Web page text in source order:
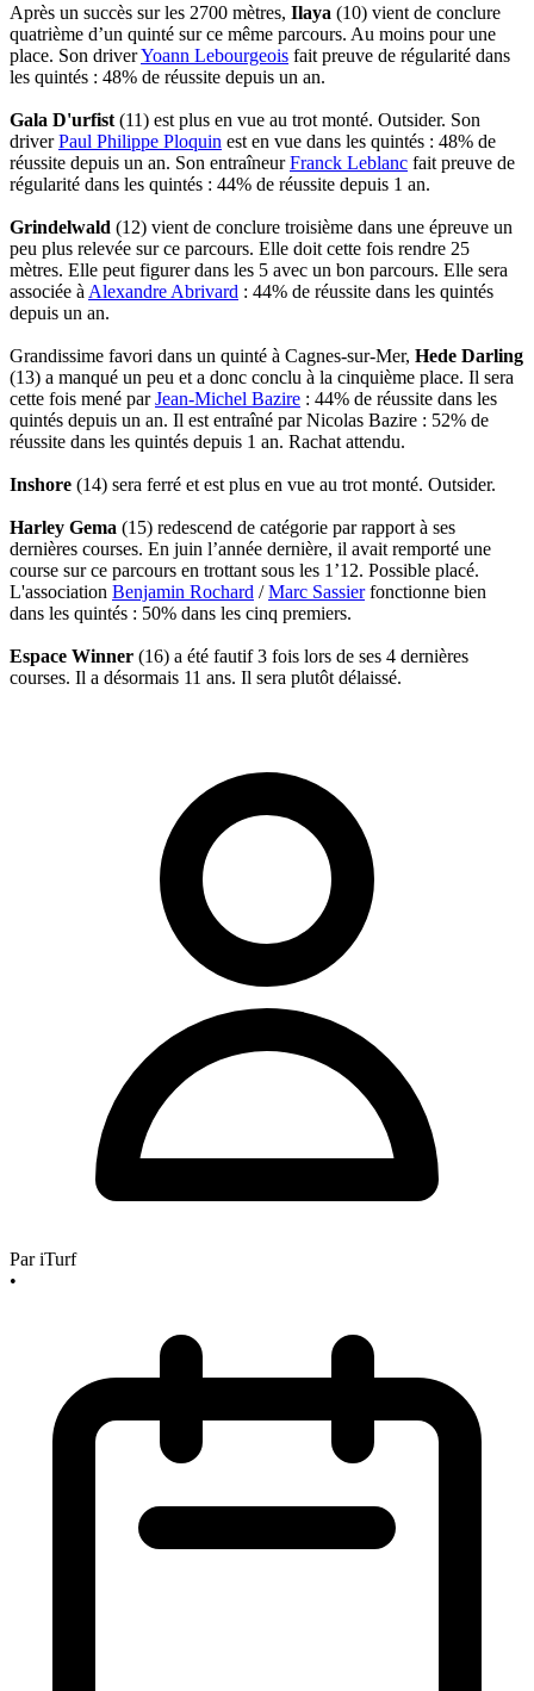
Après un succès sur les 2700 mètres, Ilaya (10) vient de conclure
quatrième d’un quinté sur ce même parcours. Au moins pour une
place. Son driverYoann Lebourgeois fait preuve de régularité dans
les quintés : 48% de réussite depuis un an.
Gala D'urfist (11) est plus en vue au trot monté. Outsider. Son
driverPaul Philippe Ploquin est en vue dans les quintés : 48% de
réussite depuis un an. Son entraîneurFranck Leblanc fait preuve de
régularité dans les quintés : 44% de réussite depuis 1 an.
Grindelwald (12) vient de conclure troisième dans une épreuve un
peu plus relevée sur ce parcours. Elle doit cette fois rendre 25
mètres. Elle peut figurer dans les 5 avec un bon parcours. Elle sera
associée à Alexandre Abrivard : 44% de réussite dans les quintés
depuis un an.
Grandissime favori dans un quinté à Cagnes-sur-Mer, Hede Darling
(13) a manqué un peu et a donc conclu à la cinquième place. Il sera
cette fois mené parJean-Michel Bazire : 44% de réussite dans les
quintés depuis un an. Il est entraîné par Nicolas Bazire : 52% de
réussite dans les quintés depuis 1 an. Rachat attendu.
Inshore (14) sera ferré et est plus en vue au trot monté. Outsider.
Harley Gema (15) redescend de catégorie par rapport à ses
dernières courses. En juin l’année dernière, il avait remporté une
course sur ce parcours en trottant sous les 1’12. Possible placé.
L'association Benjamin Rochard /Marc Sassierfonctionne bien
dans les quintés : 50% dans les cinq premiers.
Espace Winner (16) a été fautif 3 fois lors de ses 4 dernières
courses. Il a désormais 11 ans. Il sera plutôt délaissé.
PariTurf
•